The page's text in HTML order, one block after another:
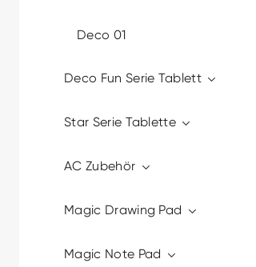
Deco 01
Deco Fun Serie Tablett
Star Serie Tablette
AC Zubehör
Magic Drawing Pad
Magic Note Pad